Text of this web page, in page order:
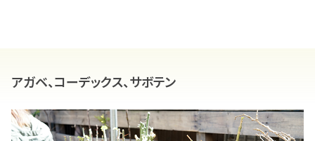
アガベ、コーデックス、サボテン